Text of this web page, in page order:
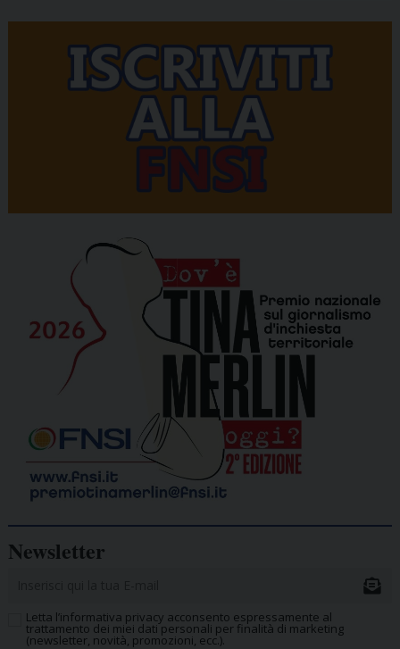
Newsletter
Letta l’informativa privacy acconsento espressamente al
trattamento dei miei dati personali per finalità di marketing
(newsletter, novità, promozioni, ecc.).